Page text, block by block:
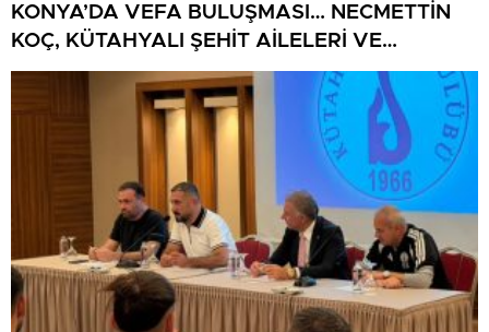
KONYA’DA VEFA BULUŞMASI… NECMETTİN
KOÇ, KÜTAHYALI ŞEHİT AİLELERİ VE
GAZİLERİ AĞIRLADI